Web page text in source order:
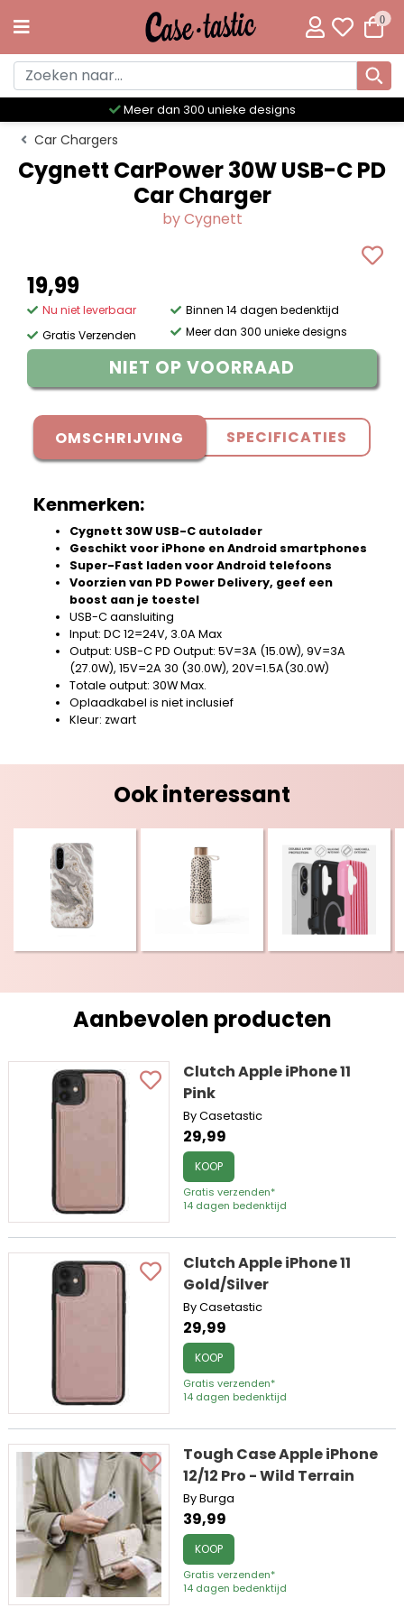
0
Meer dan 300 unieke designs
Car Chargers
Cygnett CarPower 30W USB-C PD
Car Charger
by Cygnett
19,99
Nu niet leverbaar
Gratis Verzenden
Binnen 14 dagen bedenktijd
Meer dan 300 unieke designs
NIET OP VOORRAAD
OMSCHRIJVING SPECIFICATIES
Kenmerken:
Cygnett 30W USB-C autolader
Geschikt voor iPhone en Android smartphones
Super-Fast laden voor Android telefoons
Voorzien van PD Power Delivery, geef een
boost aan je toestel
USB-C aansluiting
Input: DC 12=24V, 3.0A Max
Output: USB-C PD Output: 5V=3A (15.0W), 9V=3A
(27.0W), 15V=2A 30 (30.0W), 20V=1.5A(30.0W)
Totale output: 30W Max.
Oplaadkabel is niet inclusief
Kleur: zwart
Ook interessant
Aanbevolen producten
Clutch Apple iPhone 11
Pink
By Casetastic
29,99
KOOP
Gratis verzenden*
14 dagen bedenktijd
Clutch Apple iPhone 11
Gold/Silver
By Casetastic
29,99
KOOP
Gratis verzenden*
14 dagen bedenktijd
Tough Case Apple iPhone
12/12 Pro - Wild Terrain
By Burga
39,99
KOOP
Gratis verzenden*
14 dagen bedenktijd